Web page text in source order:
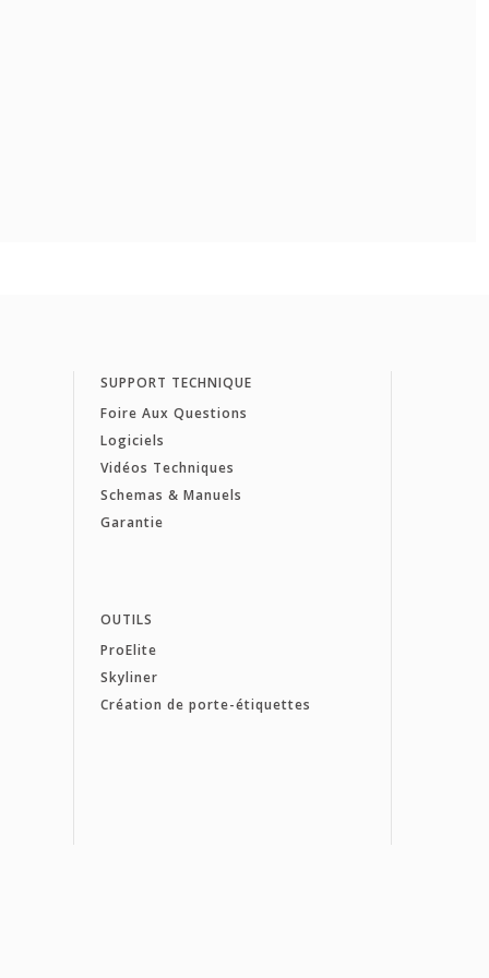
SUPPORT TECHNIQUE
Foire Aux Questions
Logiciels
Vidéos Techniques
Schemas & Manuels
Garantie
OUTILS
ProElite
Skyliner
Création de porte-étiquettes